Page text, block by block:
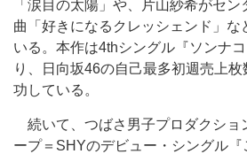
「涙目の太陽」や、片山紗希がセ
曲「好きになるクレッシェンド」な
いる。本作は4thシングル『ソンナ
り、日向坂46の自己最多初週売上
功している。
続いて、つばさ男子プロダクショ
ープ＝SHYのデビュー・シングル